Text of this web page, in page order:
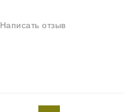
Написать отзыв